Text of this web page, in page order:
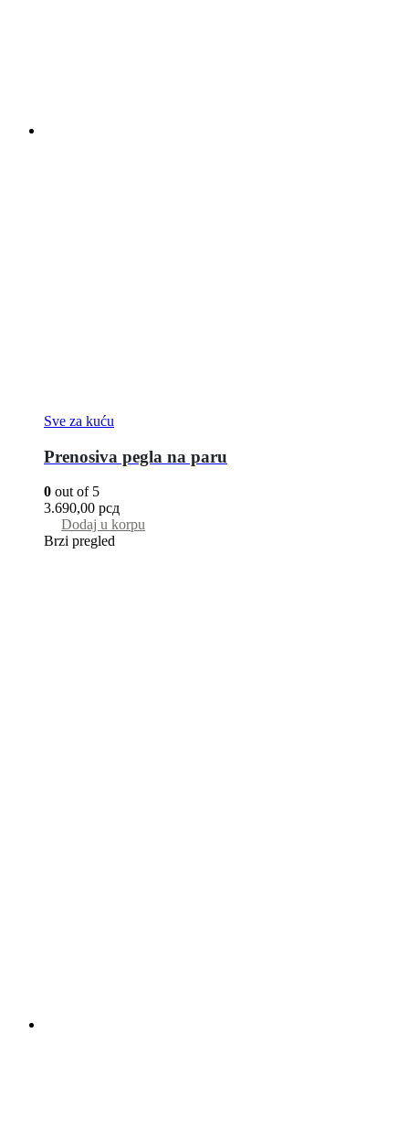
Sve za kuću
Prenosiva pegla na paru
0 out of 5
3.690,00 рсд
Dodaj u korpu
Brzi pregled